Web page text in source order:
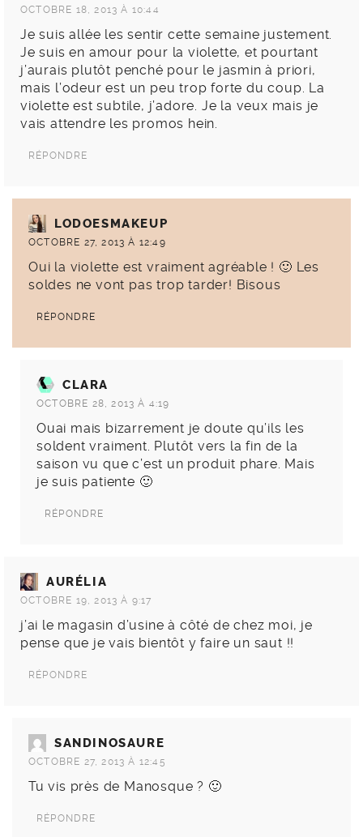
OCTOBRE 18, 2013 À 10:44
Je suis allée les sentir cette semaine justement.
Je suis en amour pour la violette, et pourtant
j’aurais plutôt penché pour le jasmin à priori,
mais l’odeur est un peu trop forte du coup. La
violette est subtile, j’adore. Je la veux mais je
vais attendre les promos hein.
RÉPONDRE
LODOESMAKEUP
OCTOBRE 27, 2013 À 12:49
Oui la violette est vraiment agréable ! 🙂 Les
soldes ne vont pas trop tarder! Bisous
RÉPONDRE
CLARA
OCTOBRE 28, 2013 À 4:19
Ouai mais bizarrement je doute qu’ils les
soldent vraiment. Plutôt vers la fin de la
saison vu que c’est un produit phare. Mais
je suis patiente 🙂
RÉPONDRE
AURÉLIA
OCTOBRE 19, 2013 À 9:17
j’ai le magasin d’usine à côté de chez moi, je
pense que je vais bientôt y faire un saut !!
RÉPONDRE
SANDINOSAURE
OCTOBRE 27, 2013 À 12:45
Tu vis près de Manosque ? 🙂
RÉPONDRE